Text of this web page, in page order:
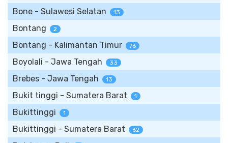
Bone - Sulawesi Selatan 13
Bontang 2
Bontang - Kalimantan Timur 76
Boyolali - Jawa Tengah 33
Brebes - Jawa Tengah 13
Bukit tinggi - Sumatera Barat 1
Bukittinggi 1
Bukittinggi - Sumatera Barat 62